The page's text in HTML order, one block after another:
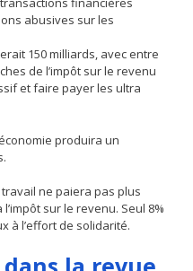
abusives sur les
150 milliards, avec entre
de l’impôt sur le revenu
et faire payer les ultra
produira un
ne paiera pas plus
sur le revenu. Seul 8%
à l’effort de solidarité.